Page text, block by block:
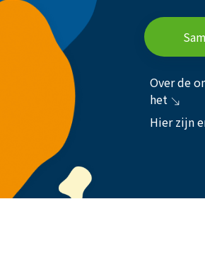
Over de
het
Hier zijn